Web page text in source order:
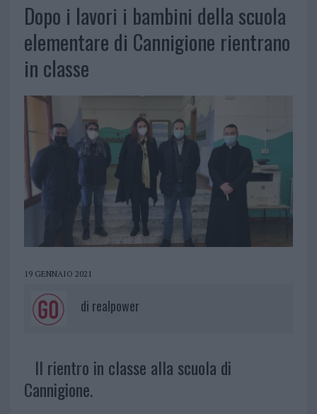
Dopo i lavori i bambini della scuola
elementare di Cannigione rientrano
in classe
19 GENNAIO 2021
di realpower
Il rientro in classe alla scuola di
Cannigione.